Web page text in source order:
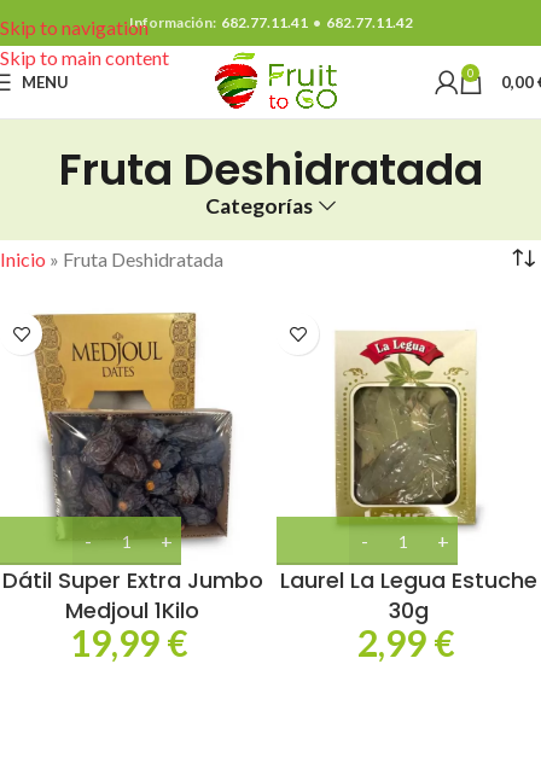
Skip to navigation
Skip to main content
Información: 682.77.11.41• 682.77.11.42
MENU 0 0,00
Fruta Deshidratada
Categorías
Inicio » Fruta Deshidratada
Dátil Super Extra Jumbo
Medjoul 1Kilo
19,99€
Laurel La Legua Estuche
30g
2,99€